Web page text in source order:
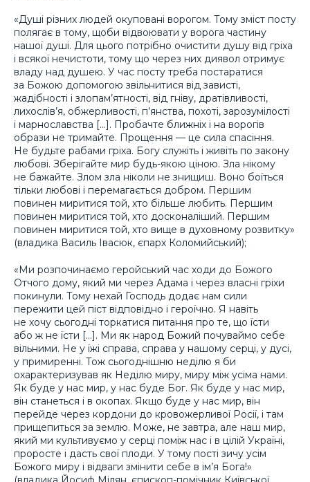
«Душі різних людей окуповані ворогом. Тому зміст посту
полягає в тому, щоби відвоювати у ворога частину
нашої душі. Для цього потрібно очистити душу від гріха
і всякої нечистоти, тому що через них диявол отримує
владу над душею. У час посту треба постаратися
за Божою допомогою звільнитися від зависті,
жадібності і злопам’ятності, від гніву, дратівливості,
лихослів’я, обжерливості, п’янства, похоті, зарозумілості
і марнославства […]. Пробачте ближніх і на ворогів
образи не тримайте. Прощення — це сила спасіння.
Не будьте рабами гріха. Богу служіть і живіть по закону
любові. Зберігайте мир будь-якою ціною. Зла нікому
не бажайте. Злом зла ніколи не знищиш. Воно боїться
тільки любові і перемагається добром. Першим
повинен миритися той, хто більше любить. Першим
повинен миритися той, хто досконаліший. Першим
повинен миритися той, хто вище в духовному розвитку»
(владика Василь Івасюк, єпарх Коломийський);
«Ми розпочинаємо геройський час ходи до Божого
Отчого дому, який ми через Адама і через власні гріхи
покинули. Тому нехай Господь додає нам сили
пережити цей піст відповідно і героїчно. Я навіть
не хочу сьогодні торкатися питання про те, що їсти
або ж не їсти […]. Ми як народ Божий почуваймо себе
вільними. Не у їжі справа, справа у нашому серці, у дусі,
у примиренні. Тож сьогоднішню неділю я би
охарактеризував як Неділю миру, миру між усіма нами.
Як буде у нас мир, у нас буде Бог. Як буде у нас мир,
він станеться і в окопах. Якщо буде у нас мир, він
перейде через кордони до кровожерливої Росії, і там
прищепиться за землю. Може, не завтра, але наш мир,
який ми культивуємо у серці поміж нас і в цілій Україні,
проросте і дасть свої плоди. У тому пості зичу усім
Божого миру і відваги змінити себе в ім’я Бога!»